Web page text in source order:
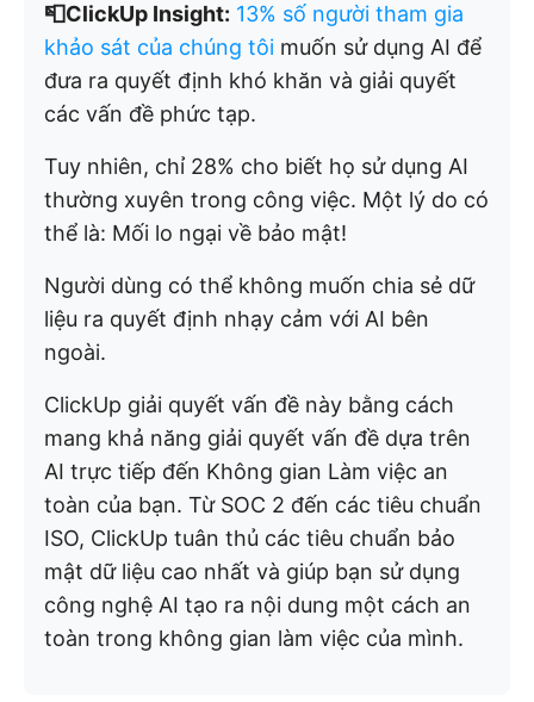
📮ClickUp Insight: 13% số người tham gia
khảo sát của chúng tôi muốn sử dụng AI để
đưa ra quyết định khó khăn và giải quyết
các vấn đề phức tạp.
Tuy nhiên, chỉ 28% cho biết họ sử dụng AI
thường xuyên trong công việc. Một lý do có
thể là: Mối lo ngại về bảo mật!
Người dùng có thể không muốn chia sẻ dữ
liệu ra quyết định nhạy cảm với AI bên
ngoài.
ClickUp giải quyết vấn đề này bằng cách
mang khả năng giải quyết vấn đề dựa trên
AI trực tiếp đến Không gian Làm việc an
toàn của bạn. Từ SOC 2 đến các tiêu chuẩn
ISO, ClickUp tuân thủ các tiêu chuẩn bảo
mật dữ liệu cao nhất và giúp bạn sử dụng
công nghệ AI tạo ra nội dung một cách an
toàn trong không gian làm việc của mình.